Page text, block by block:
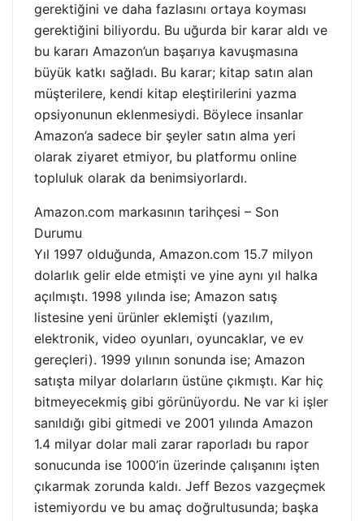
gerektiğini ve daha fazlasını ortaya koyması
gerektiğini biliyordu. Bu uğurda bir karar aldı ve
bu kararı Amazon’un başarıya kavuşmasına
büyük katkı sağladı. Bu karar; kitap satın alan
müşterilere, kendi kitap eleştirilerini yazma
opsiyonunun eklenmesiydi. Böylece insanlar
Amazon’a sadece bir şeyler satın alma yeri
olarak ziyaret etmiyor, bu platformu online
topluluk olarak da benimsiyorlardı.
Amazon.com markasının tarihçesi – Son
Durumu
Yıl 1997 olduğunda, Amazon.com 15.7 milyon
dolarlık gelir elde etmişti ve yine aynı yıl halka
açılmıştı. 1998 yılında ise; Amazon satış
listesine yeni ürünler eklemişti (yazılım,
elektronik, video oyunları, oyuncaklar, ve ev
gereçleri). 1999 yılının sonunda ise; Amazon
satışta milyar dolarların üstüne çıkmıştı. Kar hiç
bitmeyecekmiş gibi görünüyordu. Ne var ki işler
sanıldığı gibi gitmedi ve 2001 yılında Amazon
1.4 milyar dolar mali zarar raporladı bu rapor
sonucunda ise 1000’in üzerinde çalışanını işten
çıkarmak zorunda kaldı. Jeff Bezos vazgeçmek
istemiyordu ve bu amaç doğrultusunda; başka